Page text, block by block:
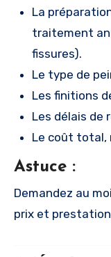
La
traitement
fissures).
Le type de
Les finitions
Les délais de
Le coût total,
Astuce :
Demandez au
prix et